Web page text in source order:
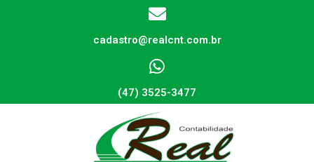
cadastro@realcnt.com.br
(47) 3525-3477